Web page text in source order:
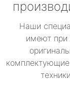
Наши
имеют при